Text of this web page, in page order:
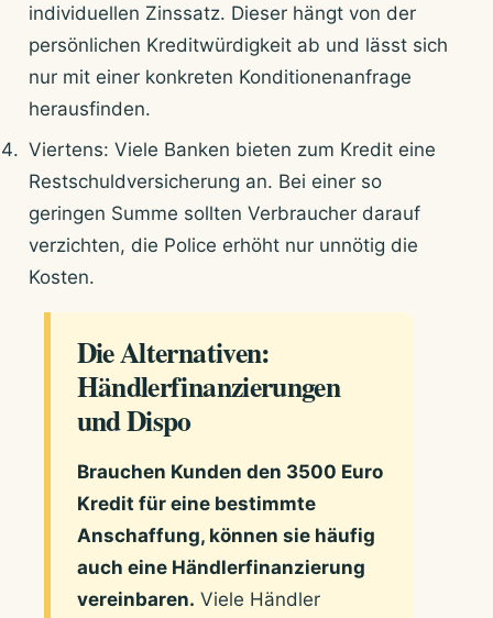
individuellen Zinssatz. Dieser hängt von der
persönlichen Kreditwürdigkeit ab und lässt sich
nur mit einer konkreten Konditionenanfrage
herausfinden.
Viertens: Viele Banken bieten zum Kredit eine
Restschuldversicherung an. Bei einer so
geringen Summe sollten Verbraucher darauf
verzichten, die Police erhöht nur unnötig die
Kosten.
Die Alternativen:
Händlerfinanzierungen
und Dispo
Brauchen Kunden den 3500 Euro
Kredit für eine bestimmte
Anschaffung, können sie häufig
auch eine Händlerfinanzierung
vereinbaren. Viele Händler